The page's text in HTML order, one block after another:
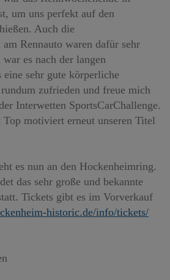
um uns perfekt auf den
Auch die
Rennauto waren dafür sehr
es nach der langen
eine sehr gute körperliche
zufrieden und freue mich
Interwetten SportsCarChallenge.
Top motiviert erneut unseren Titel
es nun an den Hockenheimring.
das sehr große und bekannte
Tickets gibt es im Vorverkauf
historic.de/info/tickets/